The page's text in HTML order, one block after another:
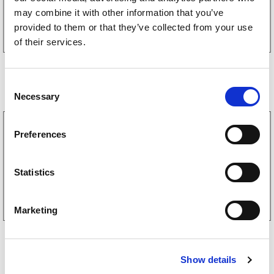
may combine it with other information that you’ve
provided to them or that they’ve collected from your use
of their services.
n
Necessary
Preferences
Statistics
Marketing
Show details
Köp online
Bromsbackar Knott 200×50 Set